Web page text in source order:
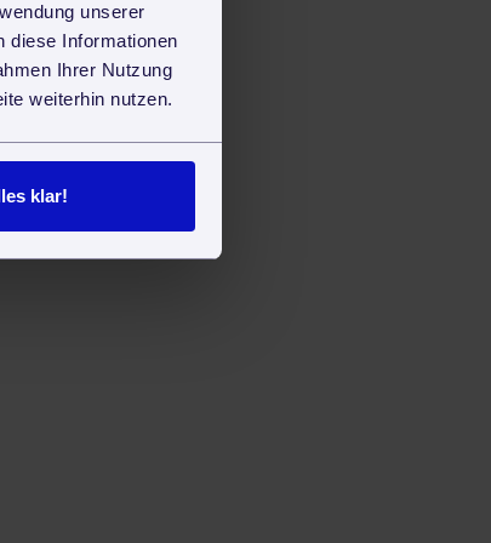
unserer
diese Informationen
Ihrer Nutzung
weiterhin nutzen.
klar!